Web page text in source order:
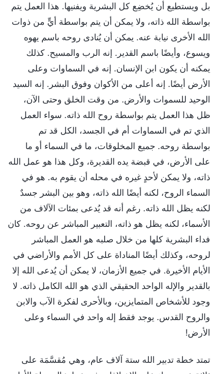
بل ويستطيع أن يُخضِع كل البشرية ويفنيها. هذا العمل يتم
بواسطة الله ذاته، ولا يمكن أن يتم بواسطة أيٍّ من ذوات
الله الأخرى نيابة عنه. يمكن أن يُنادى روحه باسم يهوه
ويسوع، وأيضًا باسم القدير. إنه الرب والمسيح. كذلك
يمكنه أن يكون ابن الإنسان. إنه في السماوات وعلى
الأرض أيضًا. إنه أعلى من الأكوان وفوق البشر. إنه السيد
الوحيد للسموات والأرض. من وقت الخلق وحتى الآن،
ظل هذا العمل يتم بواسطة روح الله ذاته. سواء العمل
الذي تم في السماوات أم في الجسد، الكل قد تم
بواسطة روحه. جميع المخلوقات، ما في السماء أو ما
على الأرض، في قبضة يده القديرة، وكل هذا هو عمل الله
ذاته، ولا يمكن لأحدٍ غيره في محله أن يقوم به. هو في
السماء الروح، لكنه أيضًا الله ذاته، وهو بين البشر جسدٌ
لكنه يظل الله ذاته. رغم أنه قد يُدعى بمئات الآلاف من
الأسماء، لكنه يظل هو ذاته، التعبير المباشر عن روحه. كان
فداء البشرية كلها من خلال صلبه هو العمل المباشر
لروحه، وكذلك أيضًا المناداة على كل الأمم والأراضي في
الأيام الأخيرة. في جميع الأزمان، لا يمكن أن يُدعى الله إلا
بالقدير والإله الواحد الحقيقي الذي هو الله الكامل ذاته. لا
وجود للأشخاص المتمايزين، وبالأحرى لفكرة الآب والابن
والروح القدس. يوجد فقط إله واحد في السماء وعلى
الأرض!
تمتد خطة تدبير الله ستة آلاف عام، وهي مُقسَّمَة على